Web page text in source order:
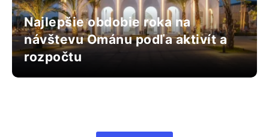
Najlepšie obdobie roka na
návštevu Ománu podľa aktivít a
rozpočtu